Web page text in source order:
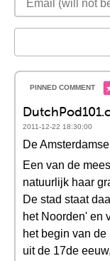
2011-12-22 18:30:00
De
Een van de
natuurlijk haar
De stad staat
het Noorden' en
het begin van
uit de 17de